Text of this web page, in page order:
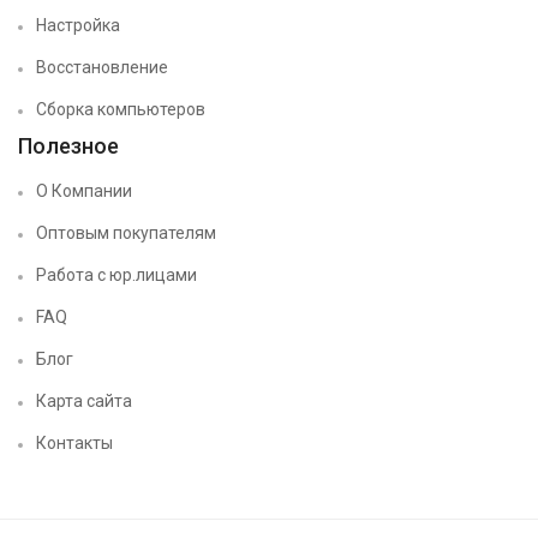
Настройка
Восстановление
Сборка компьютеров
Полезное
О Компании
Оптовым покупателям
Работа с юр.лицами
FAQ
Блог
Карта сайта
Контакты